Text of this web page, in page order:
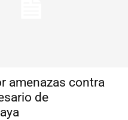
amenazas contra
de